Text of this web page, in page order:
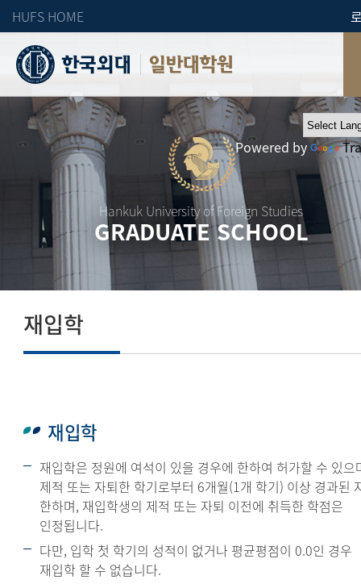
HUFS HOME
일반대학원
Hankuk University of Foreign Studies
GRADUATE SCHOOL
Powered by
재입학
재입학
재입학은 정원에 여석이 있을 경우에 한하여 허가할 수 있으
제적 또는 자퇴한 학기로부터 6개월(1개 학기) 이상 경과된
한하며, 재입학생의 제적 또는 자퇴 이전에 취득한 학점은
인정됩니다.
다만, 입학 첫 학기의 성적이 없거나 평균평점이 0.0인 경우
재입학 할 수 없습니다.